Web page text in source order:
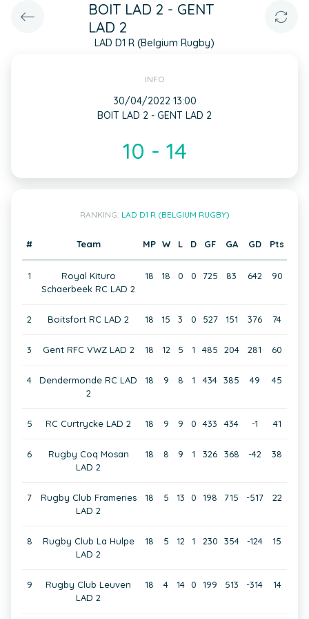
BOIT LAD 2 - GENT
LAD 2
LAD D1 R (Belgium Rugby)
INFO
30/04/2022 13:00
BOIT LAD 2 - GENT LAD 2
10 - 14
RANKING: LAD D1 R (BELGIUM RUGBY)
# Team MP W L D GF GA GD Pts
1
Royal Kituro
Schaerbeek RC LAD 2
18 18 0 0 725 83 642 90
2 Boitsfort RC LAD 2 18 15 3 0 527 151 376 74
3 Gent RFC VWZ LAD 2 18 12 5 1 485 204 281 60
4
Dendermonde RC LAD
2
18 9 8 1 434 385 49 45
5 RC Curtrycke LAD 2 18 9 9 0 433 434 -1 41
6
Rugby Coq Mosan
LAD 2
18 8 9 1 326 368 -42 38
7
Rugby Club Frameries
LAD 2
18 5 13 0 198 715 -517 22
8
Rugby Club La Hulpe
LAD 2
18 5 12 1 230 354 -124 15
9
Rugby Club Leuven
LAD 2
18 4 14 0 199 513 -314 14